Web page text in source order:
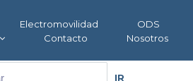
Electromovilidad
ODS
Contacto
Nosotros
IR